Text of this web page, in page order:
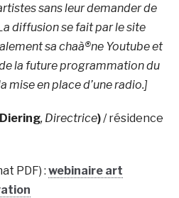
sans leur demander de
diffusion se fait par le site
sa chaà®ne Youtube et
la future programmation du
mise en place d’une radio.]
, Directrice)/ résidence
PDF) : webinaire art